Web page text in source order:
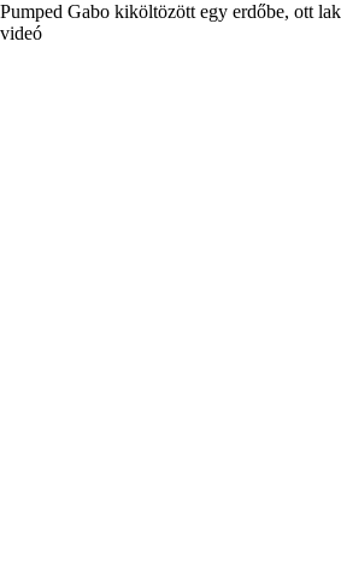
Pumped Gabo kiköltözött egy erdőbe, ott
videó